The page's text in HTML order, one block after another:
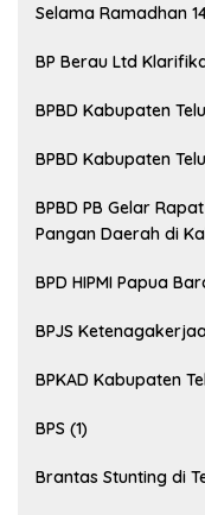
Selama Ramadhan
BP Berau Ltd
BPBD Kabupaten
BPBD Kabupaten
BPBD PB Gelar
Pangan Daerah di
BPD HIPMI Papua
BPJS
BPKAD Kabupaten
BPS (1)
Brantas Stunting di